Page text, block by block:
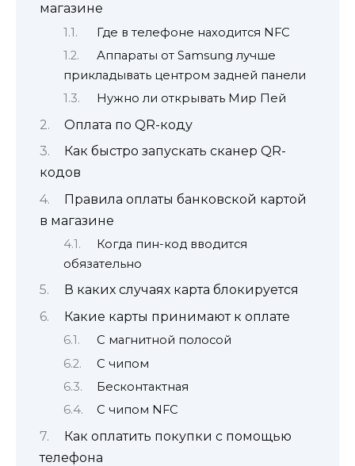
магазине
Где в телефоне находится NFC
Аппараты от Samsung лучше
прикладывать центром задней панели
Нужно ли открывать Мир Пей
Оплата по QR-коду
Как быстро запускать сканер QR-
кодов
Правила оплаты банковской картой
в магазине
Когда пин-код вводится
обязательно
В каких случаях карта блокируется
Какие карты принимают к оплате
С магнитной полосой
С чипом
Бесконтактная
С чипом NFC
Как оплатить покупки с помощью
телефона